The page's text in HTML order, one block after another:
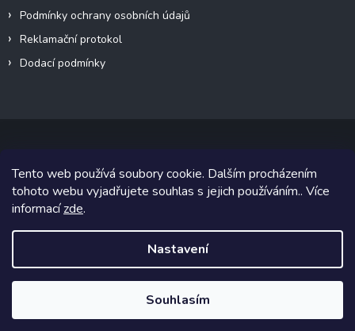
Tento web používá soubory cookie. Dalším procházením
tohoto webu vyjadřujete souhlas s jejich používáním.. Více
informacízde.
Nastavení
Souhlasím
Podmínky ochrany osobních údajů
Reklamační protokol
Dodací podmínky
Copyright 2026VeteránMoto s.r.o.. Všechna práva vyhrazena.
Grafický návrh vytvořil a na Shoptet implementoval
Shoptetak.cz.